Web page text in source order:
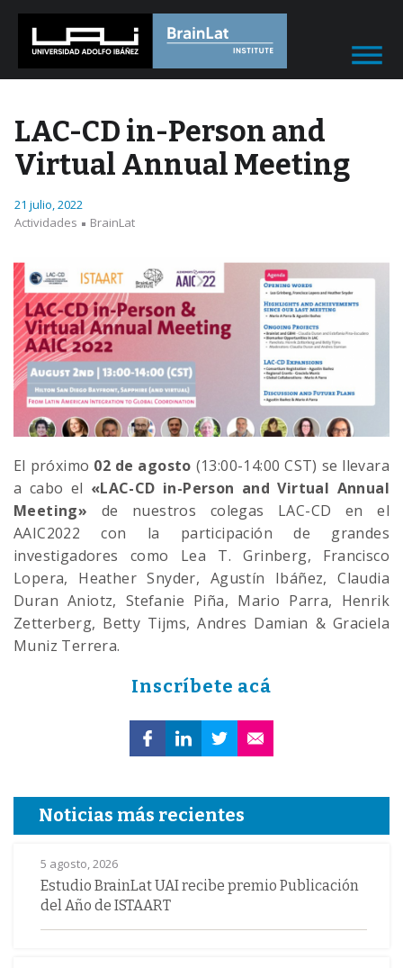
LAC-CD in-Person and
Virtual Annual Meeting
21 julio, 2022
Actividades
BrainLat
El próximo 02 de agosto (13:00-14:00 CST) se llevara
a cabo el «LAC-CD in-Person and Virtual Annual
Meeting» de nuestros colegas LAC-CD en el
AAIC2022 con la participación de grandes
investigadores como Lea T. Grinberg, Francisco
Lopera, Heather Snyder, Agustín Ibáñez, Claudia
Duran Aniotz, Stefanie Piña, Mario Parra, Henrik
Zetterberg, Betty Tijms, Andres Damian & Graciela
Muniz Terrera.
Inscríbete acá
Noticias más recientes
5 agosto, 2026
Estudio BrainLat UAI recibe premio Publicación
del Año de ISTAART